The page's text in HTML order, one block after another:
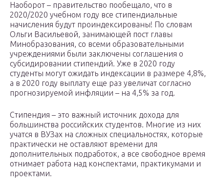
Наоборот – правительство пообещало, что в
2020/2020 учебном году все стипендиальные
начисления будут проиндексированы! По словам
Ольги Васильевой, занимающей пост главы
Минобразования, со всеми образовательными
учреждениями были заключены соглашения о
субсидировании стипендий. Уже в 2020 году
студенты могут ожидать индексации в размере 4,8%,
а в 2020 году выплату еще раз увеличат согласно
прогнозируемой инфляции – на 4,5% за год.
Стипендия – это важный источник дохода для
большинства российских студентов. Многие из них
учатся в ВУЗах на сложных специальностях, которые
практически не оставляют времени для
дополнительных подработок, а все свободное время
отнимает работа над конспектами, практикумами и
проектами.